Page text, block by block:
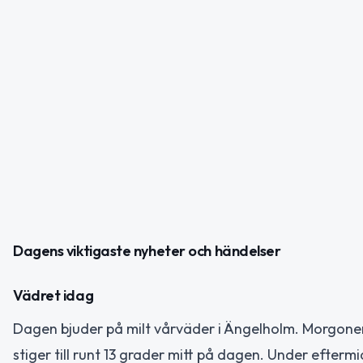
Dagens viktigaste nyheter och händelser
Vädret idag
Dagen bjuder på milt vårväder i Ängelholm.
stiger till runt 13 grader mitt på dagen. Under